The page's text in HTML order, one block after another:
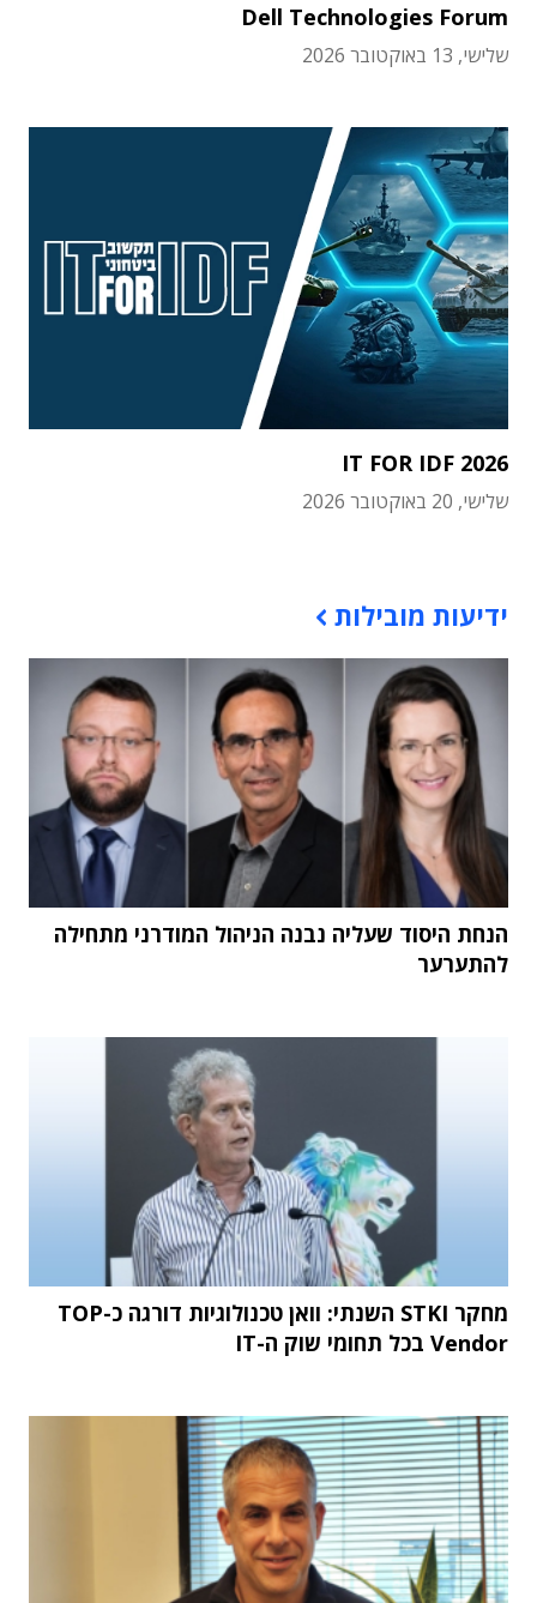
Dell Technologies Forum
שלישי, 13 באוקטובר 2026
IT FOR IDF 2026
שלישי, 20 באוקטובר 2026
ידיעות מובילות
הנחת היסוד שעליה נבנה הניהול המודרני מתחילה
להתערער
מחקר STKI השנתי: וואן טכנולוגיות דורגה כ-TOP
Vendor בכל תחומי שוק ה-IT